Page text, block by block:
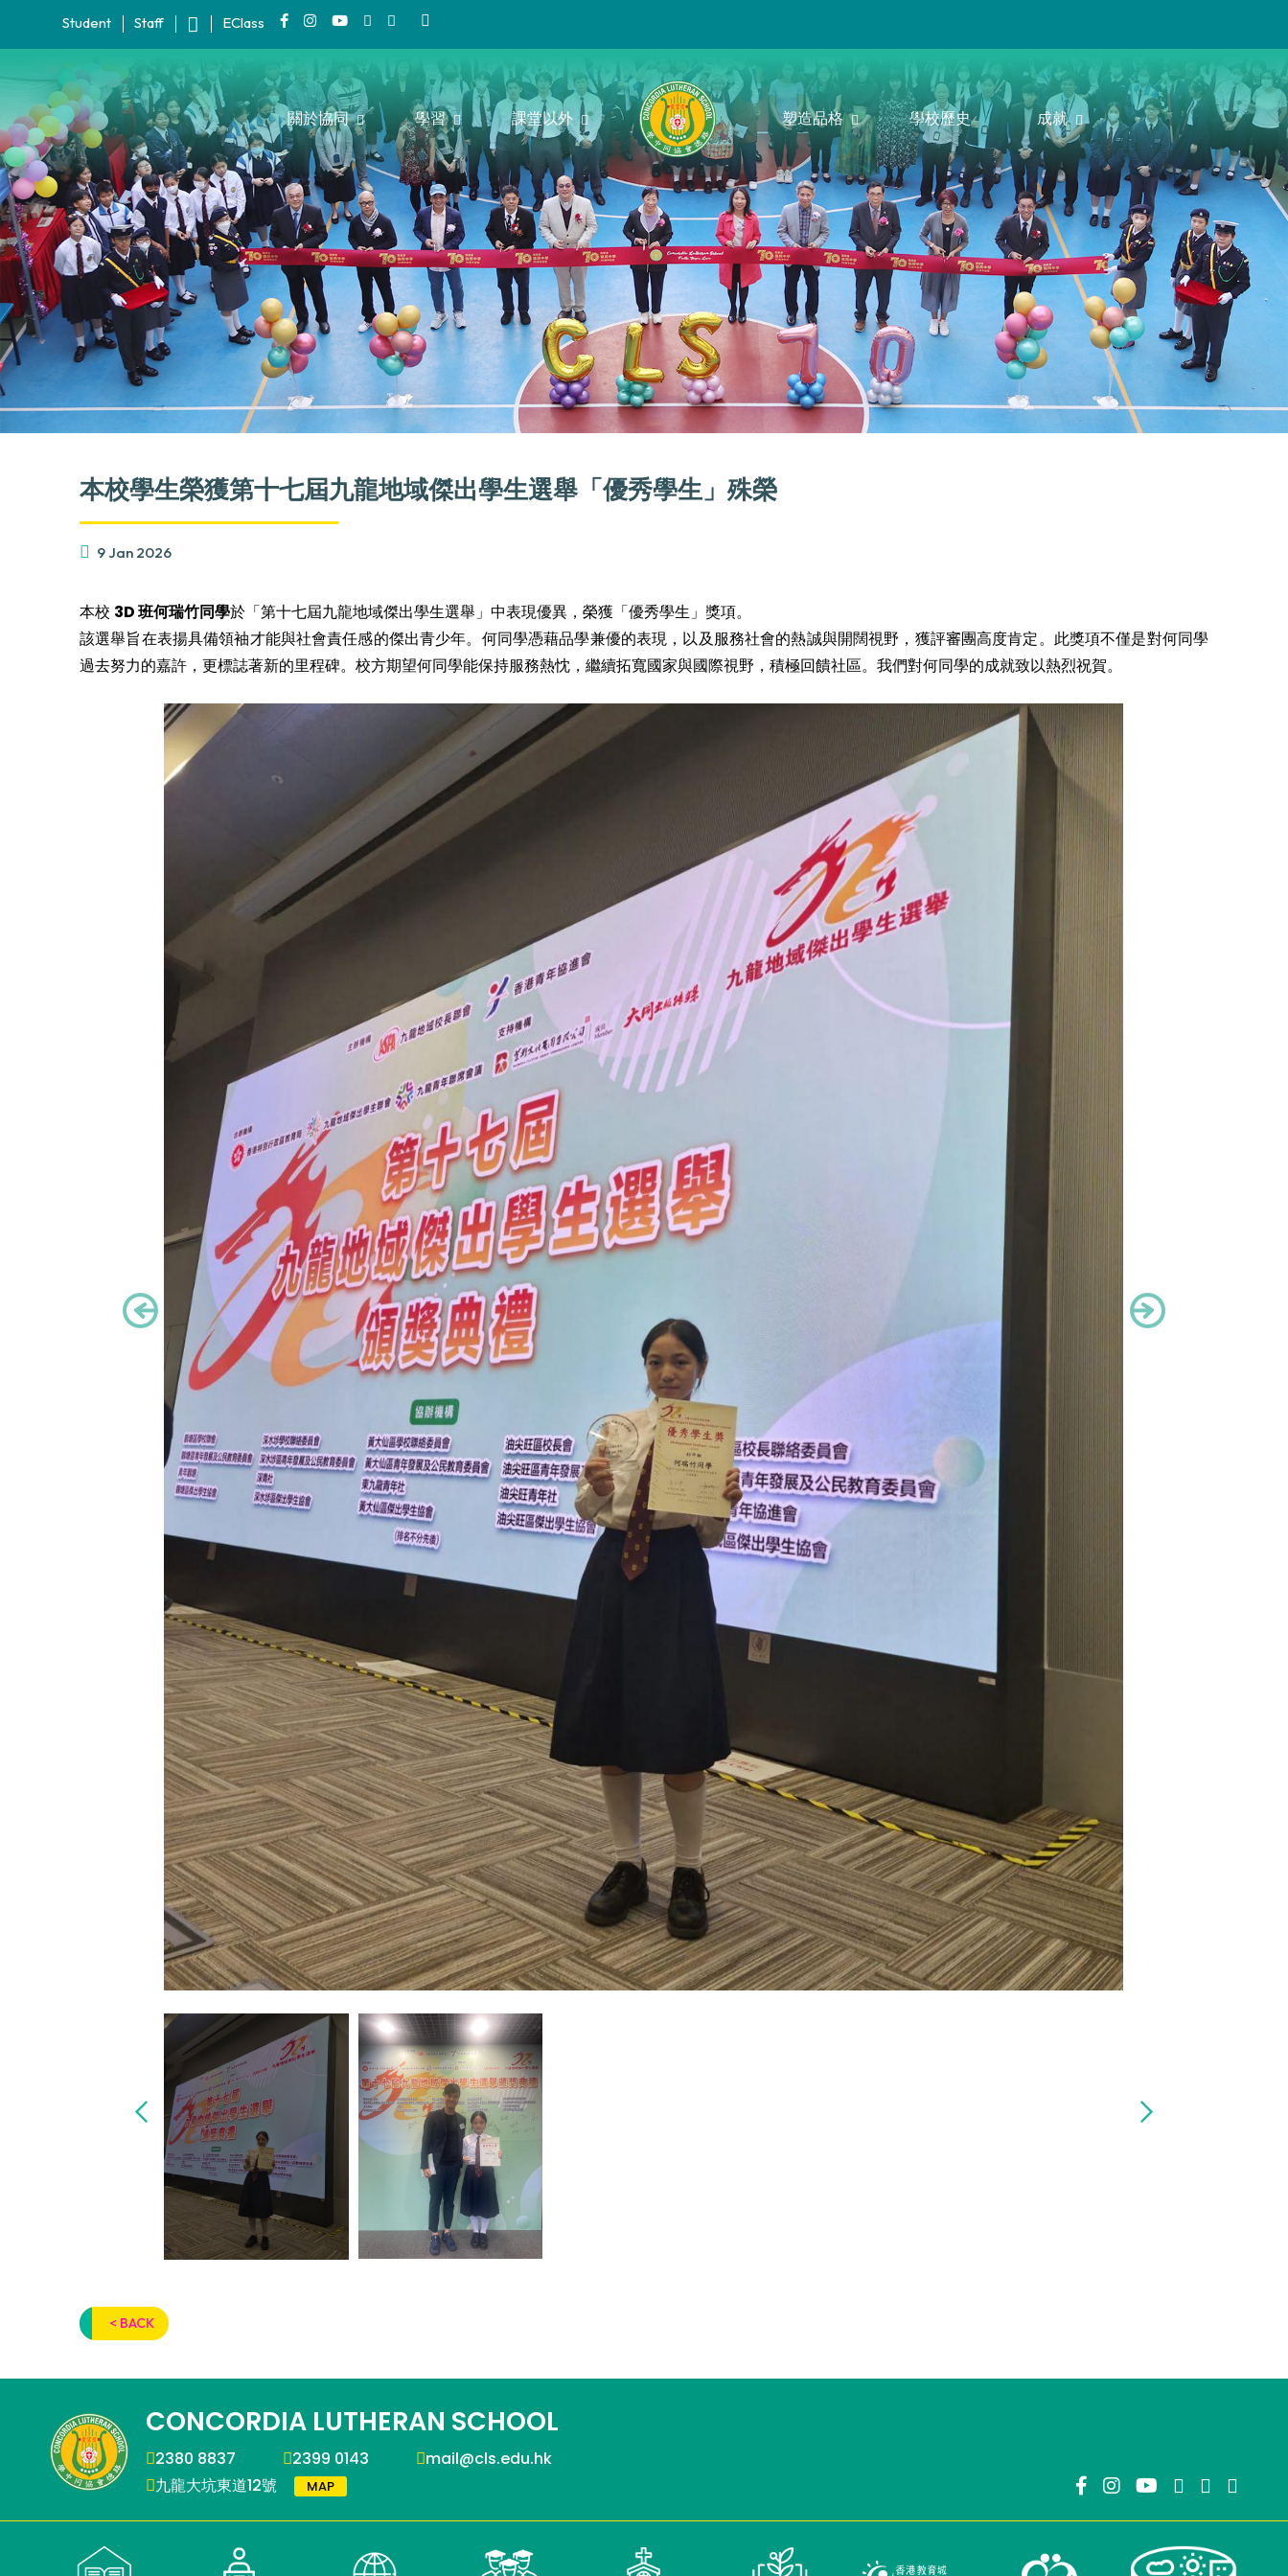
Student Staff EClass
關於協同 學習 課堂以外 塑造品格 學校歷史 成就
本校學生榮獲第十七屆九龍地域傑出學生選舉「優秀學生」殊榮
9 Jan 2026
本校 3D 班何瑞竹同學於「第十七屆九龍地域傑出學生選舉」中表現優異，榮獲「優秀學生」獎項。
該選舉旨在表揚具備領袖才能與社會責任感的傑出青少年。何同學憑藉品學兼優的表現，以及服務社會的熱誠與開闊視野，獲評審團高度肯定。此獎項不僅是對何同學
過去努力的嘉許，更標誌著新的里程碑。校方期望何同學能保持服務熱忱，繼續拓寬國家與國際視野，積極回饋社區。我們對何同學的成就致以熱烈祝賀。
< BACK
CONCORDIA LUTHERAN SCHOOL
2380 8837 2399 0143
mail@cls.edu.hk
九龍大坑東道12號
MAP